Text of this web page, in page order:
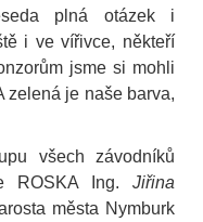
plná otázek i
i ve vířivce, někteří
jsme si mohli
zelená je naše barva,
všech závodníků
ROSKA Ing. Jiřina
města Nymburk